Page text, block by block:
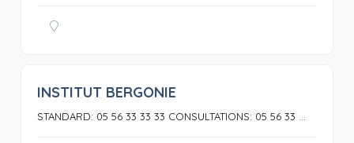
INSTITUT BERGONIE
STANDARD: 05 56 33 33 33 CONSULTATIONS: 05 56 33 ...